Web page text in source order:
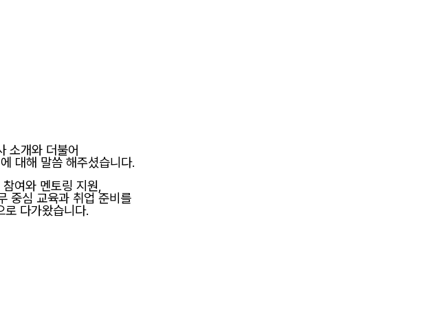
소개와 더불어
대해 말씀 해주셨습니다.
여와 멘토링 지원,
중심 교육과 취업 준비를
로 다가왔습니다.